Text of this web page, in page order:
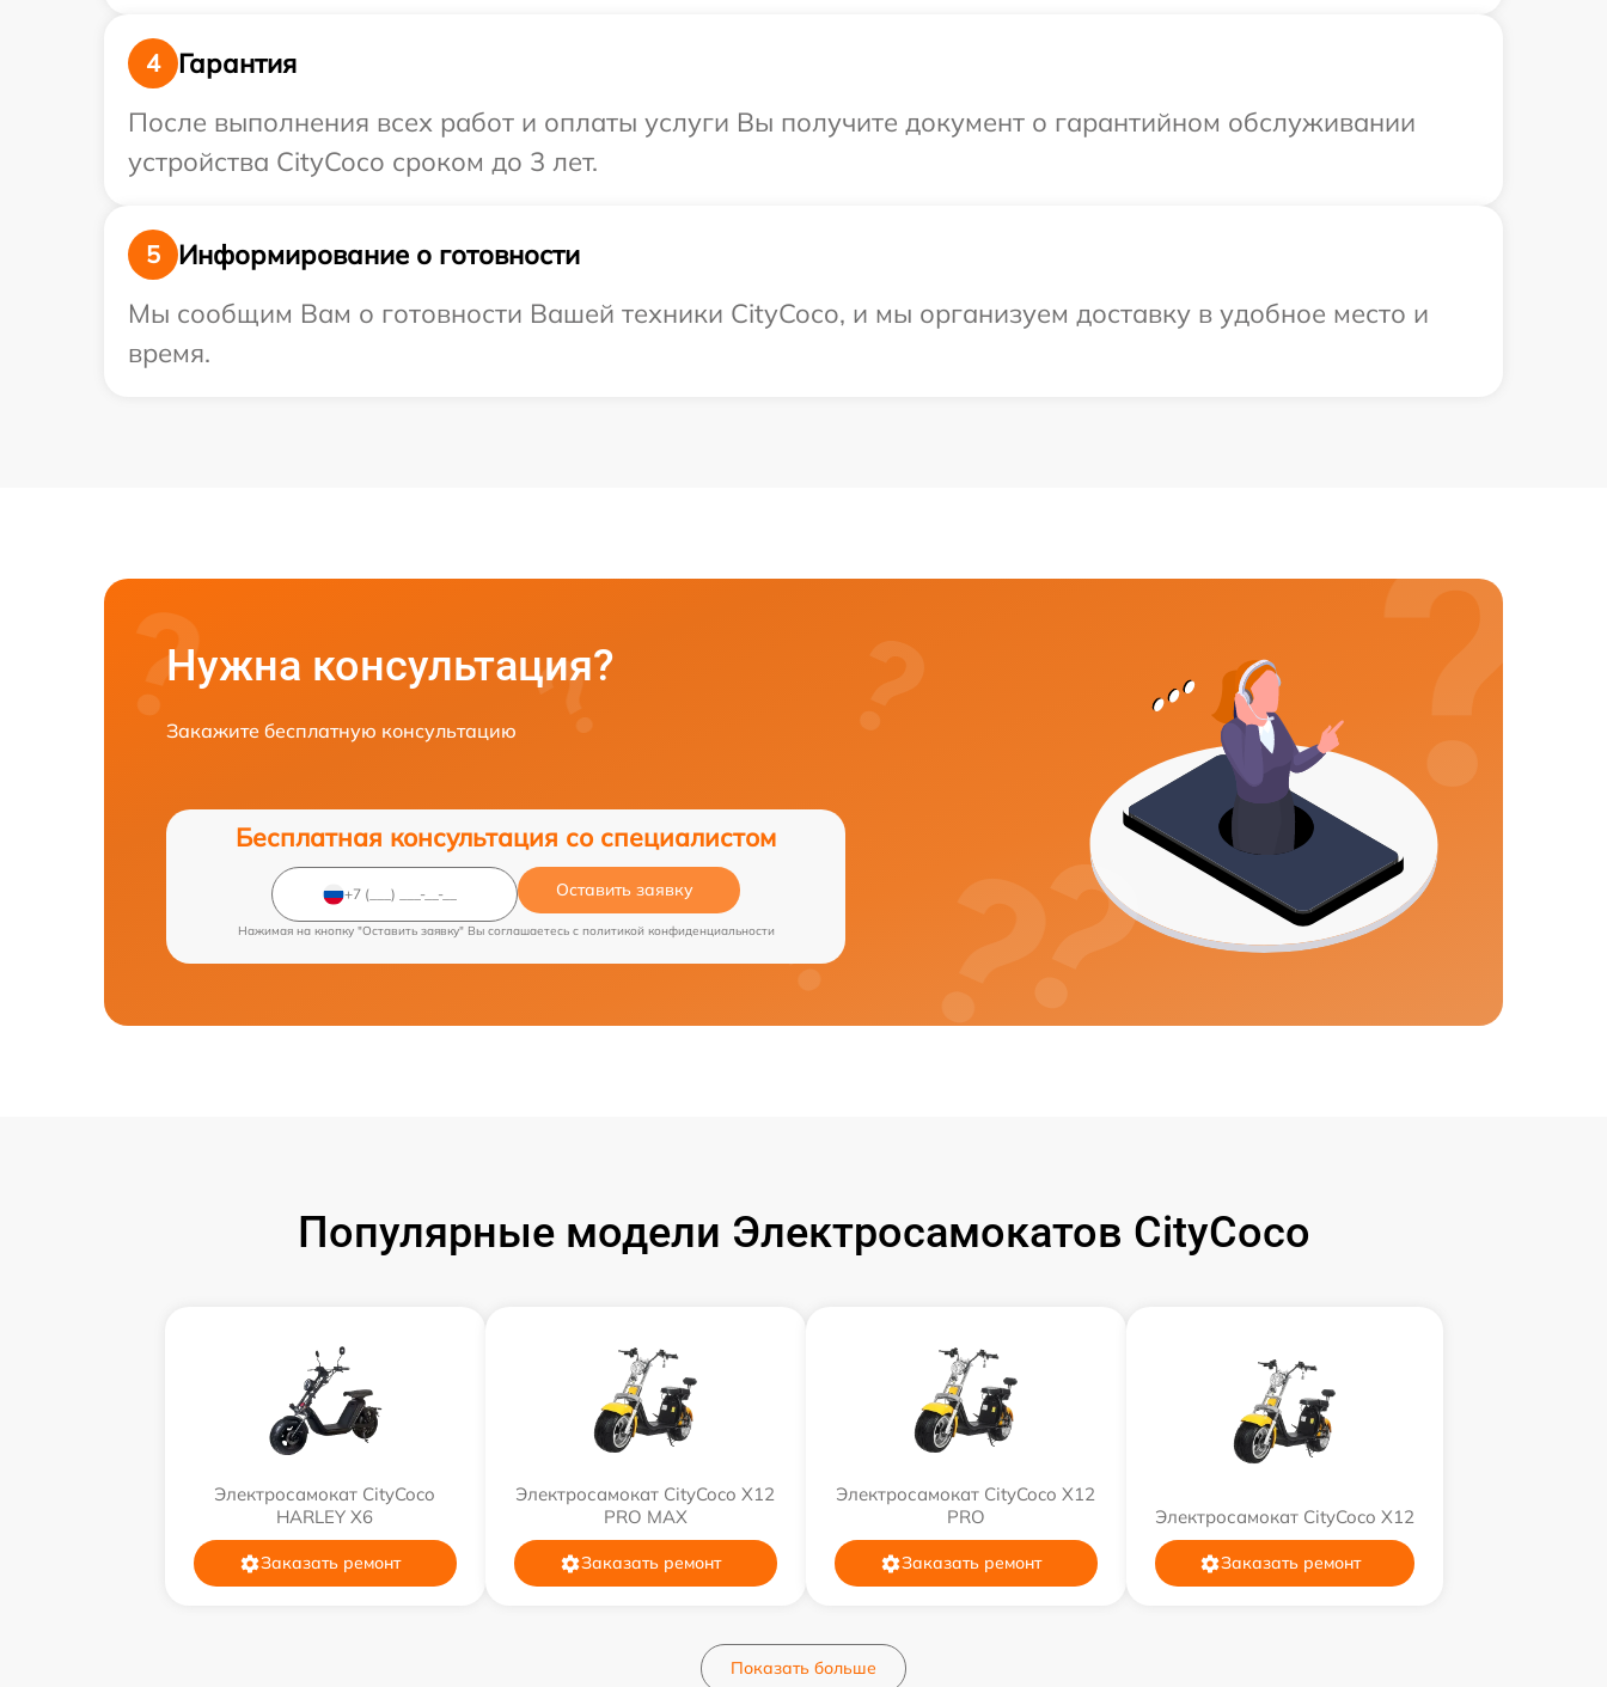
4
Гарантия
После выполнения всех работ и оплаты услуги Вы получите документ о гарантийном обслуживании
устройства CityCoco сроком до 3 лет.
5
Информирование о готовности
Мы сообщим Вам о готовности Вашей техники CityCoco, и мы организуем доставку в удобное место и
время.
Нужна консультация?
Закажите бесплатную консультацию
Бесплатная консультация со специалистом
Оставить заявку
Нажимая на кнопку "Оставить заявку" Вы соглашаетесь c политикой конфиденциальности
Популярные модели Электросамокатов CityCoco
Электросамокат CityCoco
HARLEY X6
Заказать ремонт
Электросамокат CityCoco X12
PRO MAX
Заказать ремонт
Электросамокат CityCoco X12
PRO
Заказать ремонт
Электросамокат CityCoco X12
Заказать ремонт
Показать больше